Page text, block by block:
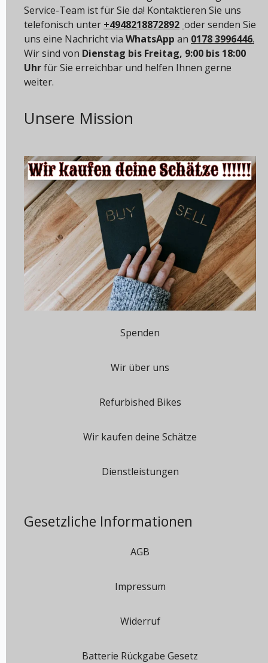
Service-Team ist für Sie da! Kontaktieren Sie uns
telefonisch unter +4948218872892 oder senden Sie
uns eine Nachricht via WhatsApp an 0178 3996446.
Wir sind von Dienstag bis Freitag, 9:00 bis 18:00
Uhrfür Sie erreichbar und helfen Ihnen gerne
weiter.
Unsere Mission
Spenden
Wir über uns
Refurbished Bikes
Wir kaufen deine Schätze
Dienstleistungen
Gesetzliche Informationen
AGB
Impressum
Widerruf
Batterie Rückgabe Gesetz